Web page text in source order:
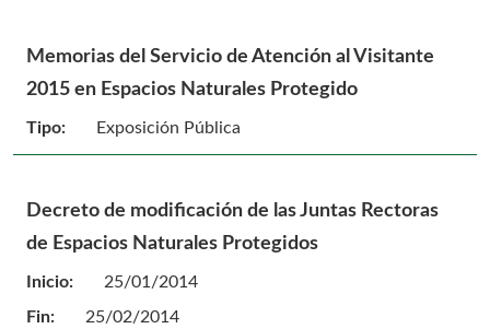
Memorias del Servicio de Atención al Visitante
2015 en Espacios Naturales Protegido
Tipo: Exposición Pública
Decreto de modificación de las Juntas Rectoras
de Espacios Naturales Protegidos
Inicio:
25/01/2014
Fin:
25/02/2014